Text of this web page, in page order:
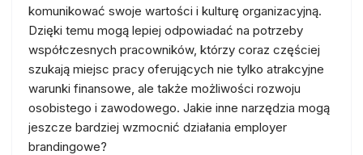
komunikować swoje wartości i kulturę organizacyjną.
Dzięki temu mogą lepiej odpowiadać na potrzeby
współczesnych pracowników, którzy coraz częściej
szukają miejsc pracy oferujących nie tylko atrakcyjne
warunki finansowe, ale także możliwości rozwoju
osobistego i zawodowego. Jakie inne narzędzia mogą
jeszcze bardziej wzmocnić działania employer
brandingowe?